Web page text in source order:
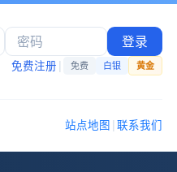
登录
免费注册 | 免费 白银 黄金
站点地图 | 联系我们